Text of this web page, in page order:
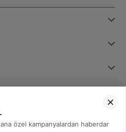
473 08 08
özel kampanyalardan haberdar